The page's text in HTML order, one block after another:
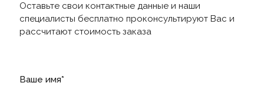
Оставьте свои контактные данные и наши
специалисты бесплатно проконсультируют Вас и
рассчитают стоимость заказа
Ваше имя